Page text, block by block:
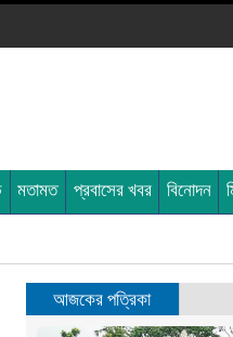
মতামত প্রবাসের খবর বিনোদন
আজকের পত্রিকা